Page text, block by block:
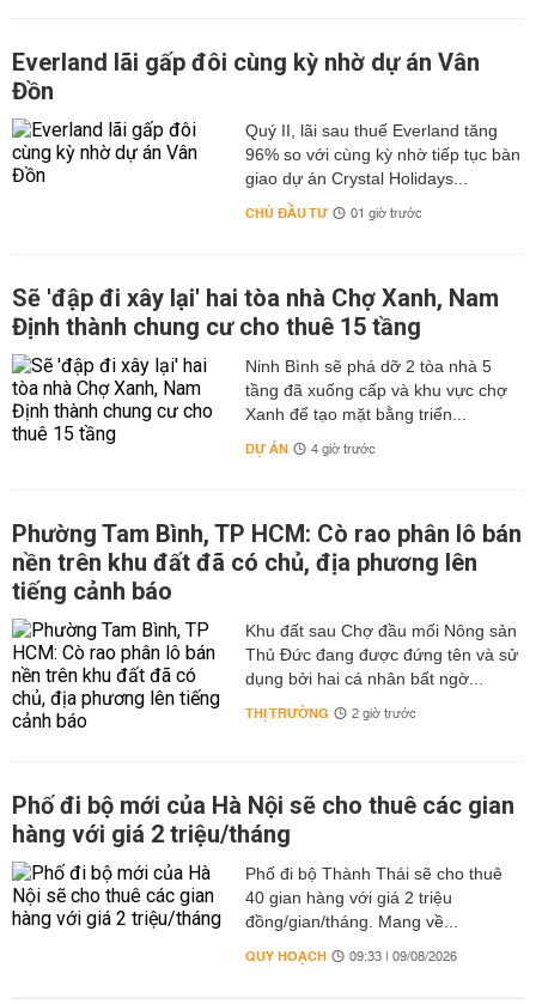
Everland lãi gấp đôi cùng kỳ nhờ dự án Vân
Đồn
Quý II, lãi sau thuế Everland tăng
96% so với cùng kỳ nhờ tiếp tục bàn
giao dự án Crystal Holidays...
CHỦ ĐẦU TƯ 01 giờ trước
Sẽ 'đập đi xây lại' hai tòa nhà Chợ Xanh, Nam
Định thành chung cư cho thuê 15 tầng
Ninh Bình sẽ phá dỡ 2 tòa nhà 5
tầng đã xuống cấp và khu vực chợ
Xanh để tạo mặt bằng triển...
DỰ ÁN 4 giờ trước
Phường Tam Bình, TP HCM: Cò rao phân lô bán
nền trên khu đất đã có chủ, địa phương lên
tiếng cảnh báo
Khu đất sau Chợ đầu mối Nông sản
Thủ Đức đang được đứng tên và sử
dụng bởi hai cá nhân bất ngờ...
THỊ TRƯỜNG 2 giờ trước
Phố đi bộ mới của Hà Nội sẽ cho thuê các gian
hàng với giá 2 triệu/tháng
Phố đi bộ Thành Thái sẽ cho thuê
40 gian hàng với giá 2 triệu
đồng/gian/tháng. Mang về...
QUY HOẠCH 09:33 | 09/08/2026